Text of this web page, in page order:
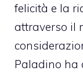
felicità e la
attraverso il
Paladino ha